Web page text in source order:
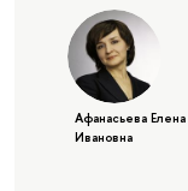
Афанасьева Елена
Ивановна